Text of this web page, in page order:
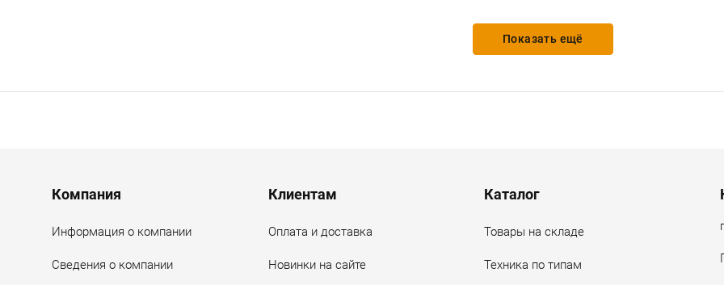
Показать ещё
Menu footer
Компания
Информация о компании
Сведения о компании
Клиентам
Оплата и доставка
Новинки на сайте
Каталог
Товары на складе
Техника по типам